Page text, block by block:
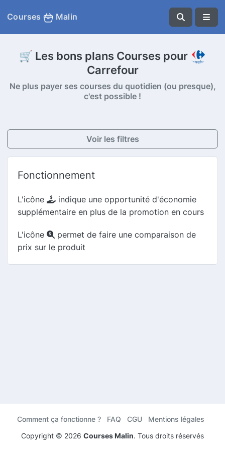
Courses Malin
🛒 Les bons plans Courses pour
Carrefour
Ne plus payer ses courses du quotidien (ou presque),
c'est possible !
Voir les filtres
Fonctionnement
L'icône
indique une opportunité d'économie
supplémentaire en plus de la promotion en cours
L'icône
permet de faire une comparaison de
prix sur le produit
Comment ça fonctionne ? FAQ CGU
Mentions légales
Copyright © 2026 Courses Malin. Tous droits réservés